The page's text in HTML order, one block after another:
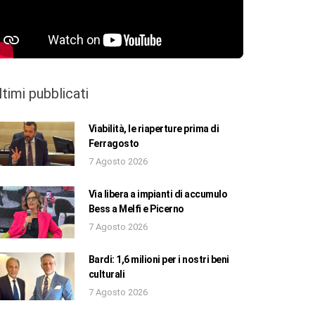
pubblicati
Viabilità, le riaperture prima di
Ferragosto
7 Agosto 2026
Via libera a impianti di accumulo
Bess a Melfi e Picerno
7 Agosto 2026
Bardi: 1,6 milioni per i nostri beni
culturali
7 Agosto 2026